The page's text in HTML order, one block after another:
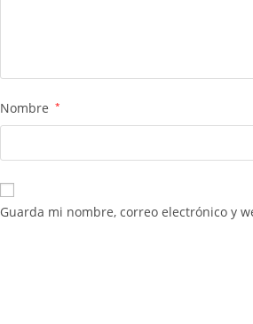
Nombre *
Guarda mi nombre, correo electrónico y